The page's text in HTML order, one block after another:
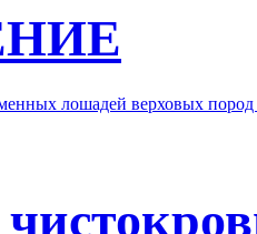
лошадей верховых